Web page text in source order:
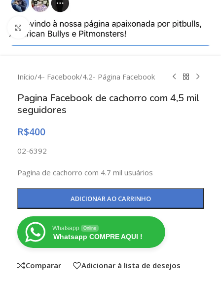
Clique para ampliar
Início/4- Facebook/4.2- Página Facebook
Pagina Facebook de cachorro com 4,5 mil
seguidores
R$400
02-6392
Pagina de cachorro com 4.7 mil usuários
ADICIONAR AO CARRINHO
Whatsapp Online
Whatsapp COMPRE AQUI !
Comparar Adicionar à lista de desejos